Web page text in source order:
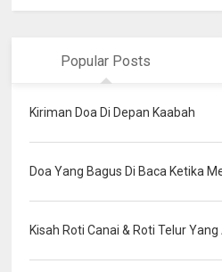
Popular Posts
Kiriman Doa Di Depan Kaabah
Doa Yang Bagus Di Baca Ketika
Kisah Roti Canai & Roti Telur